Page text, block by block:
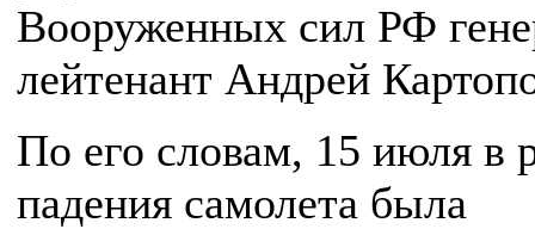
Вооруженных сил РФ
лейтенант Андрей
По его словам, 15 июля в
падения самолета была